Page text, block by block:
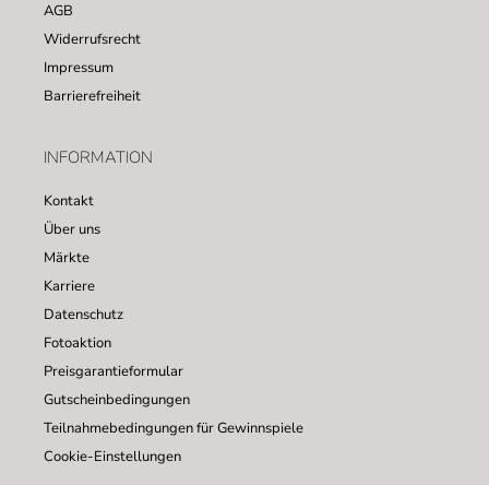
AGB
Widerrufsrecht
Impressum
Barrierefreiheit
INFORMATION
Kontakt
Über uns
Märkte
Karriere
Datenschutz
Fotoaktion
Preisgarantieformular
Gutscheinbedingungen
Teilnahmebedingungen für Gewinnspiele
Cookie-Einstellungen